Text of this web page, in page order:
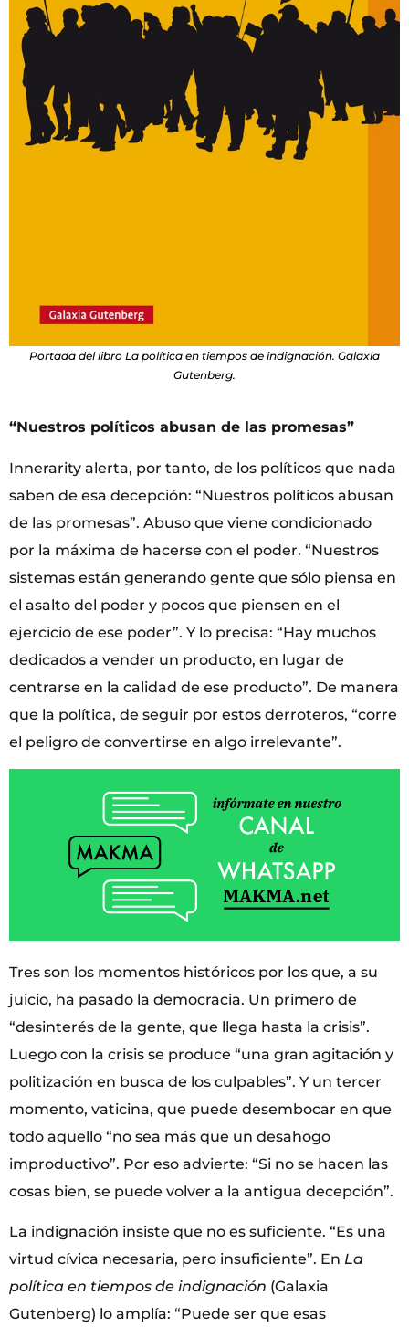
Portada del libro La política en tiempos de indignación. Galaxia
Gutenberg.
“Nuestros políticos abusan de las promesas”
Innerarity alerta, por tanto, de los políticos que nada
saben de esa decepción: “Nuestros políticos abusan
de las promesas”. Abuso que viene condicionado
por la máxima de hacerse con el poder. “Nuestros
sistemas están generando gente que sólo piensa en
el asalto del poder y pocos que piensen en el
ejercicio de ese poder”. Y lo precisa: “Hay muchos
dedicados a vender un producto, en lugar de
centrarse en la calidad de ese producto”. De manera
que la política, de seguir por estos derroteros, “corre
el peligro de convertirse en algo irrelevante”.
Tres son los momentos históricos por los que, a su
juicio, ha pasado la democracia. Un primero de
“desinterés de la gente, que llega hasta la crisis”.
Luego con la crisis se produce “una gran agitación y
politización en busca de los culpables”. Y un tercer
momento, vaticina, que puede desembocar en que
todo aquello “no sea más que un desahogo
improductivo”. Por eso advierte: “Si no se hacen las
cosas bien, se puede volver a la antigua decepción”.
La indignación insiste que no es suficiente. “Es una
virtud cívica necesaria, pero insuficiente”. En La
política en tiempos de indignación (Galaxia
Gutenberg) lo amplía: “Puede ser que esas